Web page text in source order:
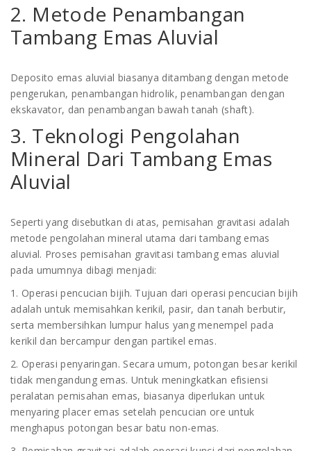
2. Metode Penambangan
Tambang Emas Aluvial
Deposito emas aluvial biasanya ditambang dengan metode
pengerukan, penambangan hidrolik, penambangan dengan
ekskavator, dan penambangan bawah tanah (shaft).
3. Teknologi Pengolahan
Mineral Dari Tambang Emas
Aluvial
Seperti yang disebutkan di atas, pemisahan gravitasi adalah
metode pengolahan mineral utama dari tambang emas
aluvial. Proses pemisahan gravitasi tambang emas aluvial
pada umumnya dibagi menjadi:
1. Operasi pencucian bijih. Tujuan dari operasi pencucian bijih
adalah untuk memisahkan kerikil, pasir, dan tanah berbutir,
serta membersihkan lumpur halus yang menempel pada
kerikil dan bercampur dengan partikel emas.
2. Operasi penyaringan. Secara umum, potongan besar kerikil
tidak mengandung emas. Untuk meningkatkan efisiensi
peralatan pemisahan emas, biasanya diperlukan untuk
menyaring placer emas setelah pencucian ore untuk
menghapus potongan besar batu non-emas.